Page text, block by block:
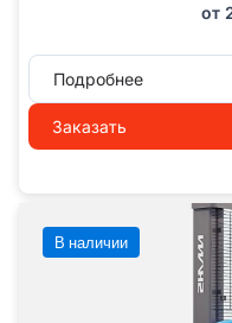
от
Подробнее
Заказать
В наличии